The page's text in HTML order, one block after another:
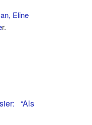
Eline
r.
“Als